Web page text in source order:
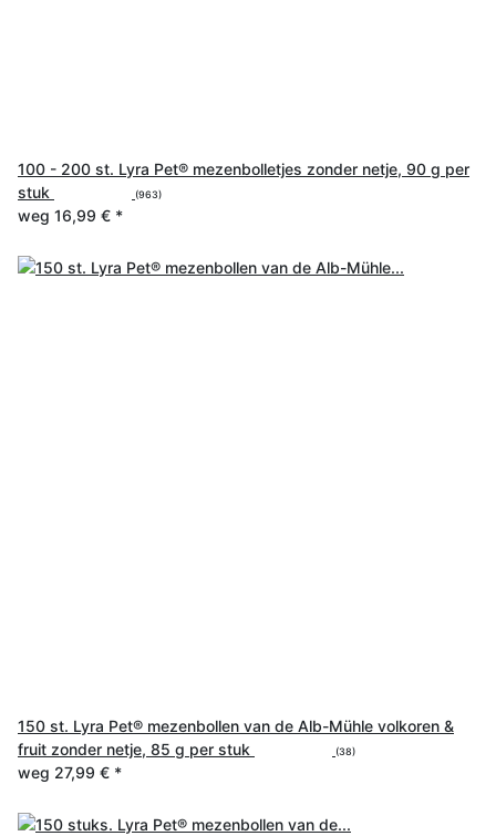
100 - 200 st. Lyra Pet® mezenbolletjes zonder netje, 90 g per
stuk
(963)
weg 16,99 € *
150 st. Lyra Pet® mezenbollen van de Alb-Mühle volkoren &
fruit zonder netje, 85 g per stuk
(38)
weg 27,99 € *